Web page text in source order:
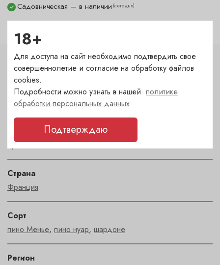
✓ Садовническая — в наличии (сегодня)
Характеристики
Цвет
белый
брют
Страна
Франция
Сорт
пино Менье, пино нуар, шардоне
Регион
18+
Для доступа на сайт необходимо подтвердить свое
совершеннолетие и согласие на обработку файлов
cookies.
Подробности можно узнать в нашейполитике
обработки персональных данных
Подтверждаю